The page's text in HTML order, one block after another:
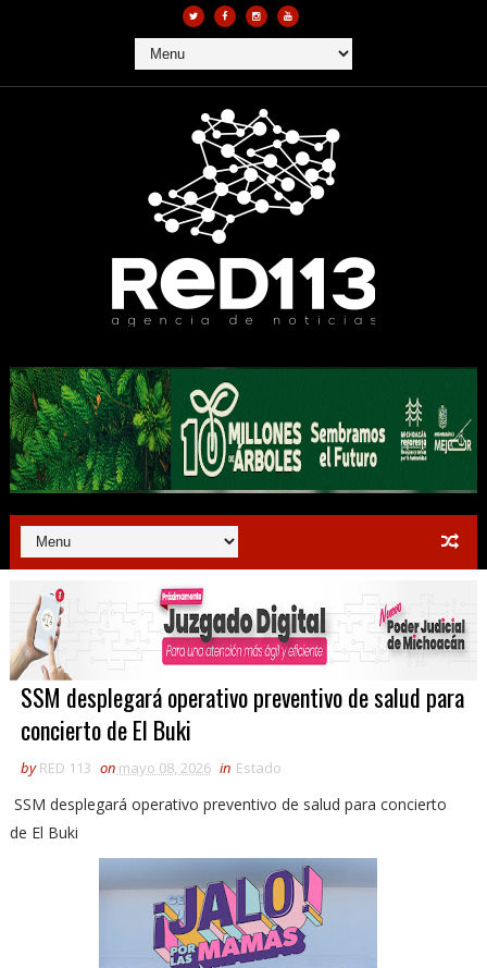
SSM desplegará operativo preventivo de salud para
concierto de El Buki
by RED 113 on mayo 08, 2026 in Estado
SSM desplegará operativo preventivo de salud para concierto
de El Buki